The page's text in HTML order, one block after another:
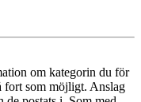
om kategorin du för
fort som möjligt. Anslag